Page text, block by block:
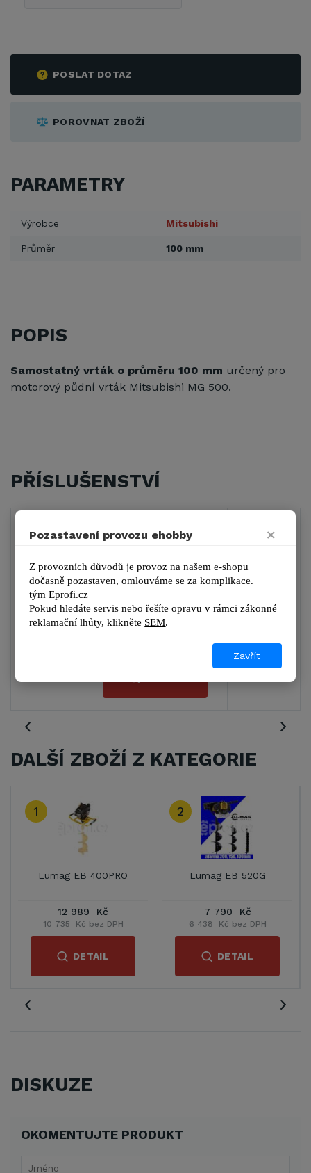
POSLAT DOTAZ
POROVNAT ZBOŽÍ
PARAMETRY
Výrobce Mitsubishi
Průměr 100 mm
POPIS
Samostatný vrták o průměru 100 mm určený pro
motorový půdní vrták Mitsubishi MG 500.
PŘÍSLUŠENSTVÍ
1
DALŠÍ ZBOŽÍ Z KATEGORIE
1
Lumag EB 400PRO
12 989 Kč
10 735 Kč bez DPH
DETAIL
2
Lumag EB 520G
7 790 Kč
6 438 Kč bez DPH
DETAIL
DISKUZE
OKOMENTUJTE PRODUKT
Pozastavení provozu ehobby ×
Z provozních důvodů je provoz na našem e-shopu
dočasně pozastaven, omlouváme se za komplikace.
tým Eprofi.cz
Pokud hledáte servis nebo řešíte opravu v rámci zákonné
reklamační lhůty, klikněte SEM.
Zavřít